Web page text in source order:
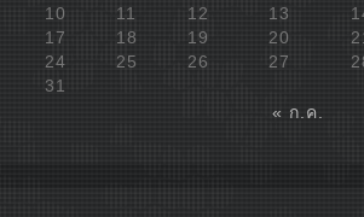
10
11 12 13
17
18 19 20
24
25 26 27
31
« ก.ค.